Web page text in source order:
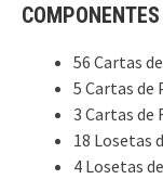
56 Cartas
5 Cartas de
3 Cartas de
18 Losetas
4 Losetas